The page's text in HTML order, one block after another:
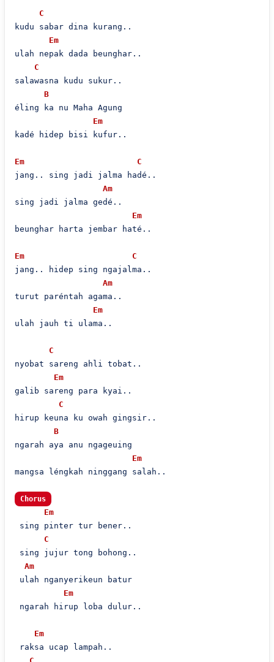
C
kudu sabar dina kurang..
Em
ulah nepak dada beunghar..
C
salawasna kudu sukur..
B
éling ka nu Maha Agung
Em
kadé hidep bisi kufur..
Em
C
jang.. sing jadi jalma hadé..
Am
sing jadi jalma gedé..
Em
beunghar harta jembar haté..
Em
C
jang.. hidep sing ngajalma..
Am
turut paréntah agama..
Em
ulah jauh ti ulama..
C
nyobat sareng ahli tobat..
Em
galib sareng para kyai..
C
hirup keuna ku owah gingsir..
B
ngarah aya anu ngageuing
Em
mangsa léngkah ninggang salah..
Chorus
Em
sing pinter tur bener..
C
sing jujur tong bohong..
Am
ulah nganyerikeun batur
Em
ngarah hirup loba dulur..
Em
raksa ucap lampah..